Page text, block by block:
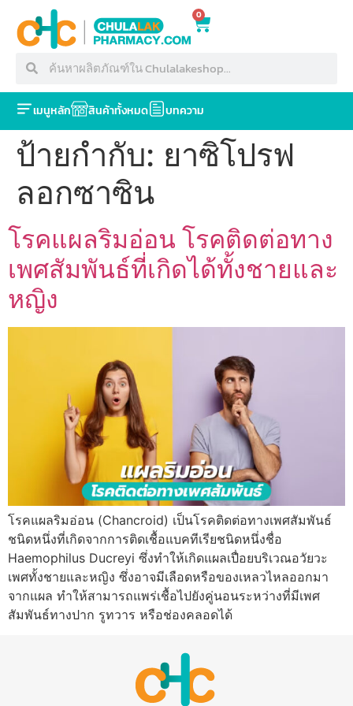
0
เมนูหลัก สินค้าทั้งหมด บทความ
ป้ายกำกับ: ยาซิโปรฟ
ลอกซาซิน
โรคแผลริมอ่อน โรคติดต่อทาง
เพศสัมพันธ์ที่เกิดได้ทั้งชายและ
หญิง
โรคแผลริมอ่อน (Chancroid) เป็นโรคติดต่อทางเพศสัมพันธ์
ชนิดหนึ่งที่เกิดจากการติดเชื้อแบคทีเรียชนิดหนึ่งชื่อ
Haemophilus Ducreyi ซึ่งทำให้เกิดแผลเปื่อยบริเวณอวัยวะ
เพศทั้งชายและหญิง ซึ่งอาจมีเลือดหรือของเหลวไหลออกมา
จากแผล ทำให้สามารถแพร่เชื้อไปยังคู่นอนระหว่างที่มีเพศ
สัมพันธ์ทางปาก รูทวาร หรือช่องคลอดได้